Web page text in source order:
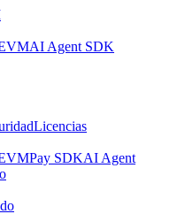
AI Agent SDK
Licencias
Pay SDKAI Agent